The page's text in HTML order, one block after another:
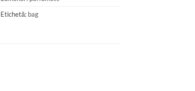
Etichetă: bag